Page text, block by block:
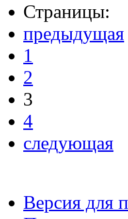
Страницы:
предыдущая
1
2
3
4
следующая
Версия для